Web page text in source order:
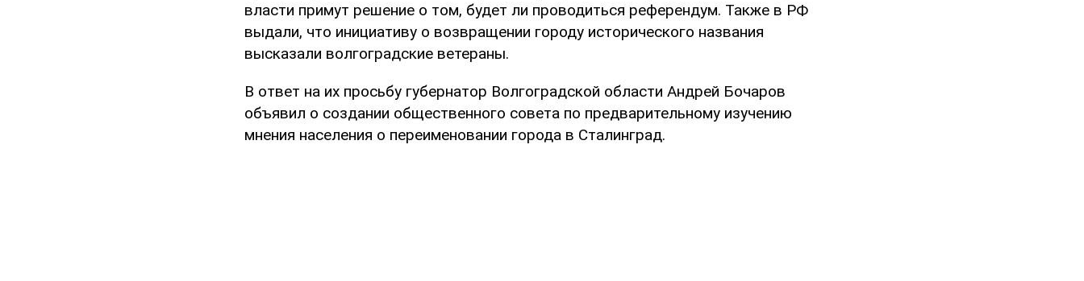
власти примут решение о том, будет ли проводиться референдум. Также в РФ
выдали, что инициативу о возвращении городу исторического названия
высказали волгоградские ветераны.
В ответ на их просьбу губернатор Волгоградской области Андрей Бочаров
объявил о создании общественного совета по предварительному изучению
мнения населения о переименовании города в Сталинград.